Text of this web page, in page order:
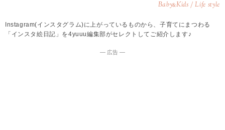
Baby&Kids / Life style
Instagram(インスタグラム)に上がっているものから、子育てにまつわる
「インスタ絵日記」を4yuuu編集部がセレクトしてご紹介します♪
― 広告 ―